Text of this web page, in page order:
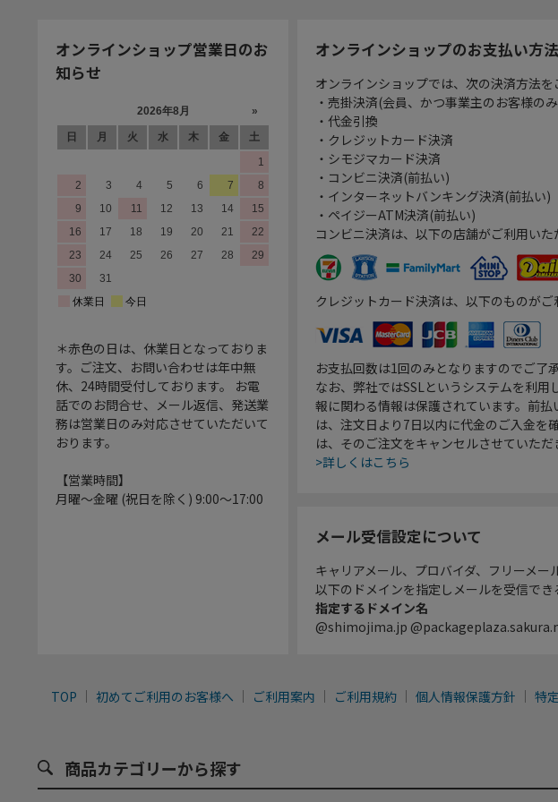
オンラインショップ営業日のお
知らせ
＊赤色の日は、休業日となっておりま
す。ご注文、お問い合わせは年中無
休、24時間受付しております。 お電
話でのお問合せ、メール返信、発送業
務は営業日のみ対応させていただいて
おります。
【営業時間】
月曜～金曜 (祝日を除く) 9:00～17:00
オンラインショップのお支払い方
オンラインショップでは、次の決済方法を
・売掛決済(会員、かつ事業主のお客様の
・代金引換
・クレジットカード決済
・シモジマカード決済
・コンビニ決済(前払い)
・インターネットバンキング決済(前払い)
・ペイジーATM決済(前払い)
コンビニ決済は、以下の店舗がご利用いた
クレジットカード決済は、以下のものがご
お支払回数は1回のみとなりますのでご了
なお、弊社ではSSLというシステムを利用
報に関わる情報は保護されています。前払
は、注文日より7日以内に代金のご入金を
は、そのご注文をキャンセルさせていただ
>詳しくはこちら
メール受信設定について
キャリアメール、プロバイダ、フリーメ
以下のドメインを指定しメールを受信でき
指定するドメイン名
@shimojima.jp
TOP 初めてご利用のお客様へ ご利用案内 ご利用規約 個人情報保護方針 特
商品カテゴリーから探す